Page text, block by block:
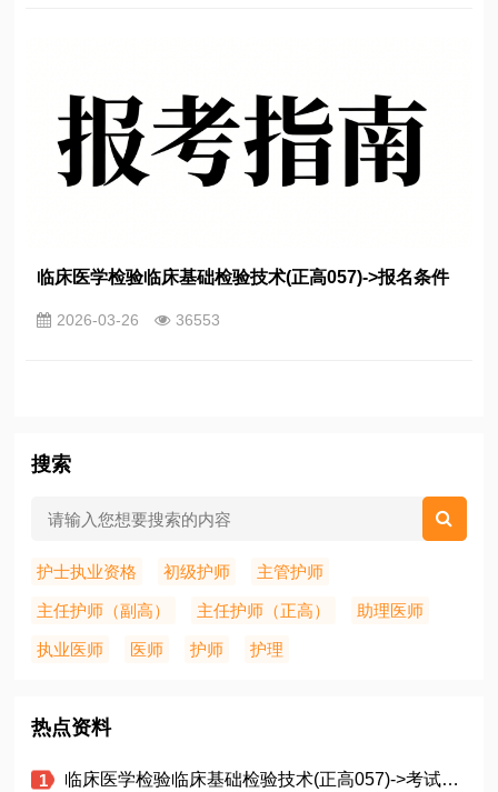
临床医学检验临床基础检验技术(正高057)->报名条件
2026-03-26 36553
搜索
护士执业资格 初级护师 主管护师
主任护师（副高） 主任护师（正高） 助理医师
执业医师 医师 护师 护理
热点资料
临床医学检验临床基础检验技术(正高057)->考试题型